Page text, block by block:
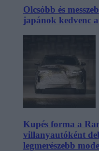
Olcsóbb és
japánok kedvenc
Kupés forma a
villanyautóként
legmerészebb